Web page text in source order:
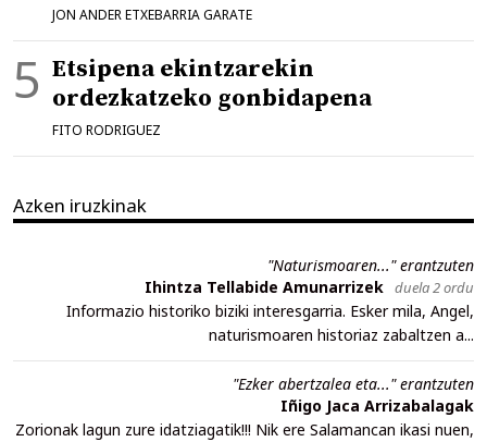
JON ANDER ETXEBARRIA GARATE
Etsipena ekintzarekin
ordezkatzeko gonbidapena
FITO RODRIGUEZ
Azken iruzkinak
"Naturismoaren..." erantzuten
Ihintza Tellabide Amunarrizek duela 2 ordu
Informazio historiko biziki interesgarria. Esker mila, Angel,
naturismoaren historiaz zabaltzen a...
"Ezker abertzalea eta..." erantzuten
Iñigo Jaca Arrizabalagak
Zorionak lagun zure idatziagatik!!! Nik ere Salamancan ikasi nuen,